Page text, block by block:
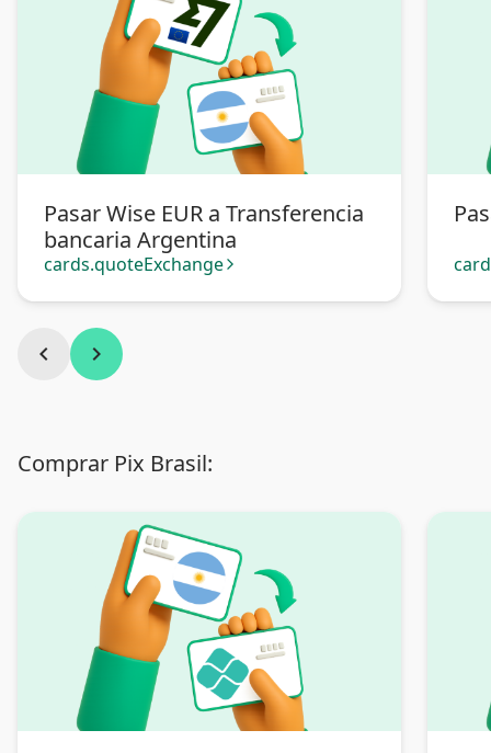
Pasar Wise EUR a Transferencia
bancaria Argentina
cards.quoteExchange arrow_forward_ios
chevron_left chevron_right
Comprar Pix Brasil: